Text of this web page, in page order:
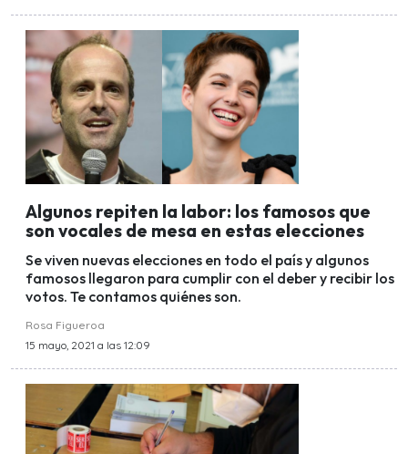
Algunos repiten la labor: los famosos que
son vocales de mesa en estas elecciones
Se viven nuevas elecciones en todo el país y algunos
famosos llegaron para cumplir con el deber y recibir los
votos. Te contamos quiénes son.
Rosa Figueroa
15 mayo, 2021 a las 12:09